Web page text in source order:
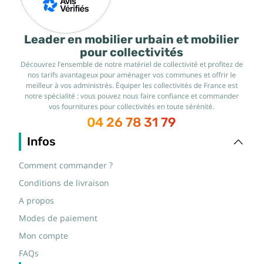
Leader en mobilier urbain et mobilier
pour collectivités
Découvrez l’ensemble de notre matériel de collectivité et profitez de
nos tarifs avantageux pour aménager vos communes et offrir le
meilleur à vos administrés. Équiper les collectivités de France est
notre spécialité : vous pouvez nous faire confiance et commander
vos fournitures pour collectivités en toute sérénité.
04 26 78 31 79
Infos
Comment commander ?
Conditions de livraison
A propos
Modes de paiement
Mon compte
FAQs